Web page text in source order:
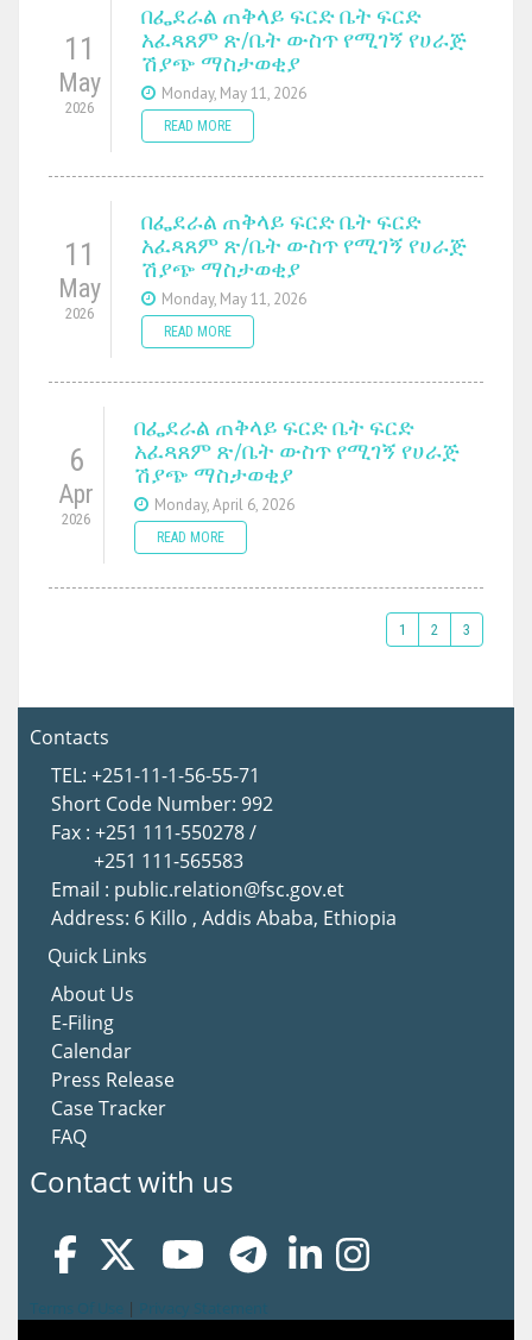
11
May
2026
በፌደራል ጠቅላይ ፍርድ ቤት ፍርድ
አፈጻጸም ጽ/ቤት ውስጥ የሚገኝ የሀራጅ
ሽያጭ ማስታወቂያ
Monday, May 11, 2026
READ MORE
11
May
2026
በፌደራል ጠቅላይ ፍርድ ቤት ፍርድ
አፈጻጸም ጽ/ቤት ውስጥ የሚገኝ የሀራጅ
ሽያጭ ማስታወቂያ
Monday, May 11, 2026
READ MORE
6
Apr
2026
በፌደራል ጠቅላይ ፍርድ ቤት ፍርድ
አፈጻጸም ጽ/ቤት ውስጥ የሚገኝ የሀራጅ
ሽያጭ ማስታወቂያ
Monday, April 6, 2026
READ MORE
1 2 3
Contacts
TEL: +251-11-1-56-55-71
Short Code Number: 992
Fax : +251 111-550278 /
+251 111-565583
Email : public.relation@fsc.gov.et
Address: 6 Killo , Addis Ababa, Ethiopia
Quick Links
About Us
E-Filing
Calendar
Press Release
Case Tracker
FAQ
Contact with us
|